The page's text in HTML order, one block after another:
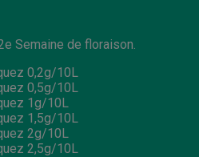
Semaine de floraison.
0,2g/10L
0,5g/10L
1g/10L
1,5g/10L
2g/10L
2,5g/10L